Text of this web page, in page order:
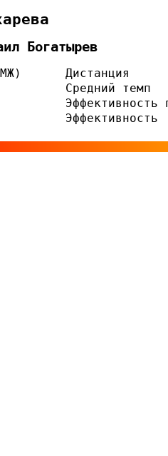
Богатырев
Дистанция
Средний темп
Эффективность
Эффективность